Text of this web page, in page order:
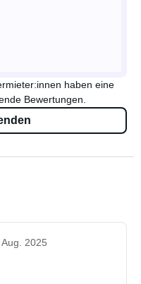
haben eine
Bewertungen.
Aug. 2025